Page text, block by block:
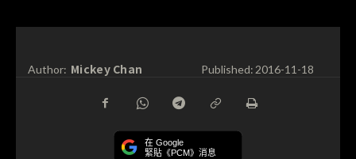
Author: Mickey Chan Published:2016-11-18
在 Google
緊貼《PCM》消息